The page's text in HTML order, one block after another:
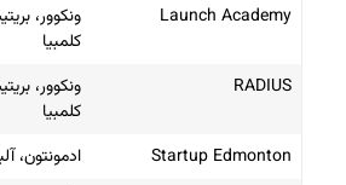
Launch Academy
ونکوور،
کلمبیا
RADIUS
ونکوور،
کلمبیا
Startup Edmonton
ادمونتون،